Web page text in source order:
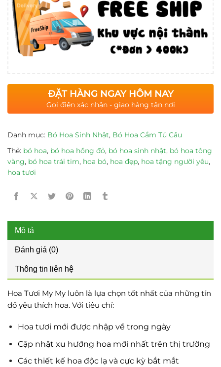
ĐẶT HÀNG NGAY HÔM NAY
Gọi điện xác nhận - giao hàng tận nơi
Danh mục: Bó Hoa Sinh Nhật, Bó Hoa Cẩm Tú Cầu
Thẻ: bó hoa, bó hoa hồng đỏ, bó hoa sinh nhật, bó hoa tông
vàng, bó hoa trái tim, hoa bó, hoa đẹp, hoa tặng người yêu,
hoa tươi
Mô tả
Đánh giá (0)
Thông tin liên hệ
Hoa Tươi My My luôn là lựa chọn tốt nhất của những tín
đồ yêu thích hoa. Với tiêu chí:
Hoa tươi mới được nhập về trong ngày
Cập nhật xu hướng hoa mới nhất trên thị trường
Các thiết kế hoa độc lạ và cực kỳ bắt mắt